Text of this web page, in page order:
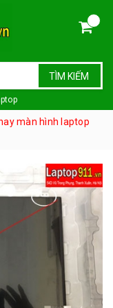
TÌM KIẾM
màn hình laptop